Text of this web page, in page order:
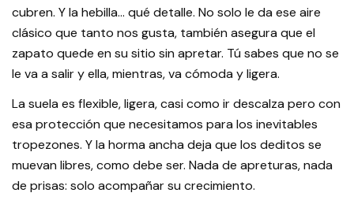
cubren. Y la hebilla… qué detalle. No solo le da ese aire
clásico que tanto nos gusta, también asegura que el
zapato quede en su sitio sin apretar. Tú sabes que no se
le va a salir y ella, mientras, va cómoda y ligera.
La suela es flexible, ligera, casi como ir descalza pero con
esa protección que necesitamos para los inevitables
tropezones. Y la horma ancha deja que los deditos se
muevan libres, como debe ser. Nada de apreturas, nada
de prisas: solo acompañar su crecimiento.